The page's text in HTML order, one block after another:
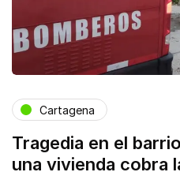
Cartagena
Tragedia en el
una vivienda cobra